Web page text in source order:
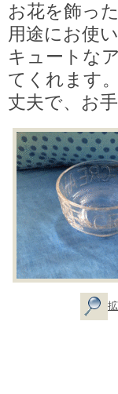
お花を飾っ
用途にお使
キュートな
てくれます
丈夫で、お